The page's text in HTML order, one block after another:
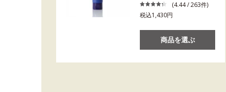
(4.44 / 263件)
税込1,430円
商品を選ぶ